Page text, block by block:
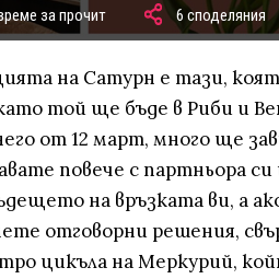
за прочит 6 споделяния
на Сатурн е тази,
той ще бъде в Риби и
от 12 март, много ще
повече с партньора си
на връзката ви, а
отговорни решения,
цикъла на Меркурий,